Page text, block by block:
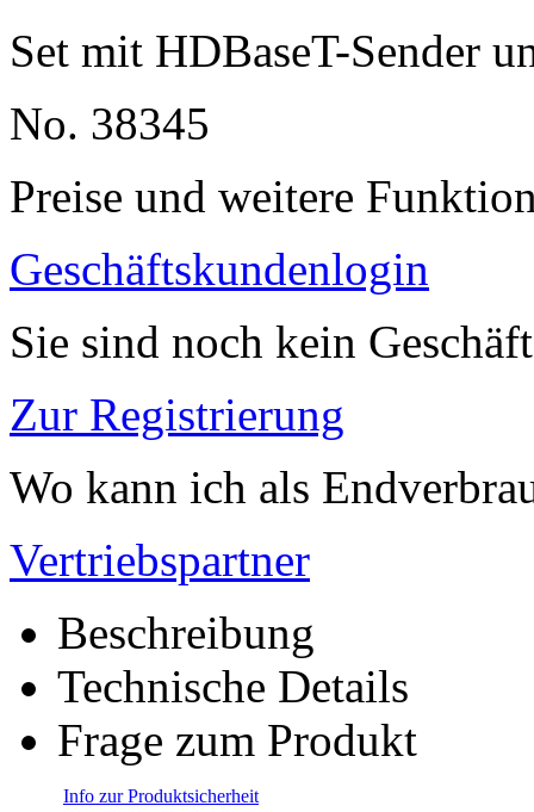
Set mit HDBaseT-Sender
No. 38345
Preise und weitere
Geschäftskundenlogin
Sie sind noch kein
Zur Registrierung
Wo kann ich als
Vertriebspartner
Beschreibung
Technische Details
Frage zum Produkt
Info zur Produktsicherheit